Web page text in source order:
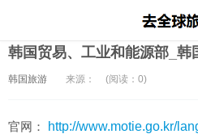
韩国贸易、工业和能源部_韩
韩国旅游 来源： (阅读：0)
官网： http://www.motie.go.kr/